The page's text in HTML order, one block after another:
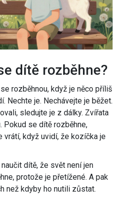
dítě rozběhne?
rozběhnou, když je něco příliš
Nechte je. Nechávejte je běžet.
sledujte je z dálky. Zvířata
Pokud se dítě rozběhne,
vrátí, když uvidí, že kozíčka je
dítě, že svět není jen
protože je přetížené. A pak
než kdyby ho nutili zůstat.